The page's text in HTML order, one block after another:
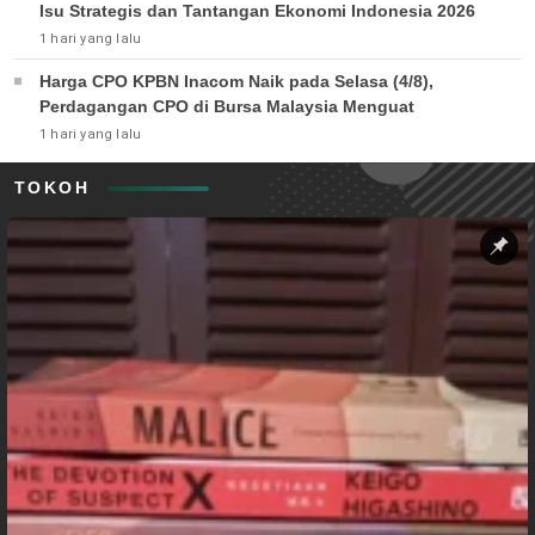
Isu Strategis dan Tantangan Ekonomi Indonesia 2026
1 hari yang lalu
Harga CPO KPBN Inacom Naik pada Selasa (4/8),
Perdagangan CPO di Bursa Malaysia Menguat
1 hari yang lalu
TOKOH